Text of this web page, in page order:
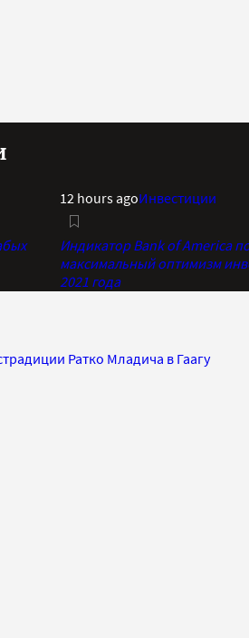
12 hours agoИнвестиции
Индикатор Bank of America
максимальный оптимизм
2021 года
Ратко Младича в Гаагу